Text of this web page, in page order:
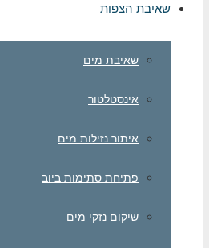
שאיבת הצפות
שאיבת מים
אינסטלטור
איתור נזילות מים
פתיחת סתימות ביוב
שיקום נזקי מים